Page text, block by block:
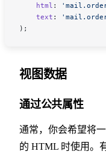
    html
:
    text
:
);
视图数据
通过公共属性
通常，你会希望将
的 HTML 时使用。